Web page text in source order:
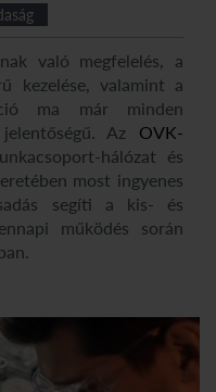
való megfelelés, a
kezelése, valamint a
ma már minden
Az OVK-
hálózat és
most ingyenes
segíti a kis- és
működés során